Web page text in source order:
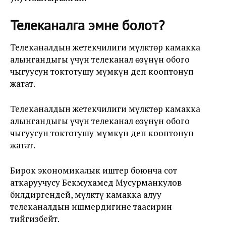
Телеканалга эмне болот?
Телеканалдын жетекчилиги мүлктөр камакка
алынгандыгы үчүн телеканал өзүнүн обого
чыгуусун токтотушу мүмкүн деп кооптонуп
жатат.
Телеканалдын жетекчилиги мүлктөр камакка
алынгандыгы үчүн телеканал өзүнүн обого
чыгуусун токтотушу мүмкүн деп кооптонуп
жатат.
Бирок экономикалык иштер боюнча сот
аткаруучусу Бекмухамед Мусурманкулов
билдиргендей, мүлктү камакка алуу
телеканалдын ишмердигине таасирин
тийгизбейт.